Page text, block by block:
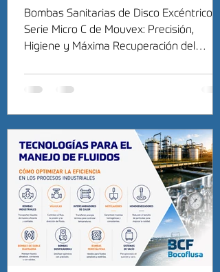
Máxima Recuperación del
Producto
Bombas Sanitarias de Disco Excéntrico
Serie Micro C de Mouvex: Precisión,
Higiene y Máxima Recuperación del